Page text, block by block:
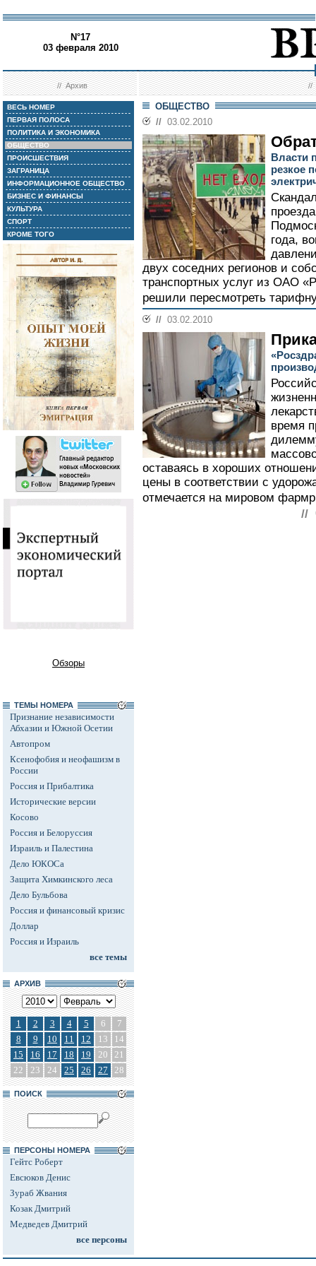
N°17
03 февраля 2010
//Архив //
ВЕСЬ НОМЕР
ПЕРВАЯ ПОЛОСА
ПОЛИТИКА И ЭКОНОМИКА
ОБЩЕСТВО
ПРОИСШЕСТВИЯ
ЗАГРАНИЦА
ИНФОРМАЦИОННОЕ ОБЩЕСТВО
БИЗНЕС И ФИНАНСЫ
КУЛЬТУРА
СПОРТ
КРОМЕ ТОГО
Обзоры
ТЕМЫ НОМЕРА
Признание независимости
Абхазии и Южной Осетии
Автопром
Ксенофобия и неофашизм в
России
Россия и Прибалтика
Исторические версии
Косово
Россия и Белоруссия
Израиль и Палестина
Дело ЮКОСа
Защита Химкинского леса
Дело Бульбова
Россия и финансовый кризис
Доллар
Россия и Израиль
все темы
АРХИВ
1 2 3 4 5 6
7
8
9 10 11 12 13
14
15
16 17 18 19 20
21
22
23 24 25 26 27 28
ПОИСК
ПЕРСОНЫ НОМЕРА
Гейтс Роберт
Евсюков Денис
Зураб Жвания
Козак Дмитрий
Медведев Дмитрий
все персоны
ОБЩЕСТВО
// 03.02.2010
Власти
резкое
года,
двух соседних регионов и
транспортных услуг из ОАО
решили пересмотреть
// 03.02.2010
время
оставаясь в хороших
цены в соответствии с
отмечается на мировом
//